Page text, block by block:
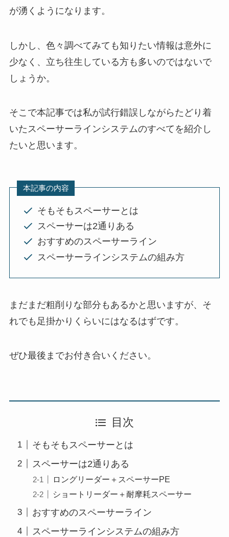
が湧くようになります。
しかし、色々調べてみても知りたい情報は意外に
少なく、立ち往生している方も多いのではないで
しょうか。
そこで本記事では私が試行錯誤しながらたどり着
いたスペーサーラインシステムのすべてを紹介し
たいと思います。
本記事の内容
そもそもスペーサーとは
スペーサーは2通りある
おすすめのスペーサーライン
スペーサーラインシステムの組み方
まだまだ粗削りな部分もあるかと思いますが、そ
れでも足掛かりくらいにはなるはずです。
ぜひ最後までお付き合いください。
目次
そもそもスペーサーとは
スペーサーは2通りある
ロングリーダー＋スペーサーPE
ショートリーダー＋耐摩耗スペーサー
おすすめのスペーサーライン
スペーサーラインシステムの組み方